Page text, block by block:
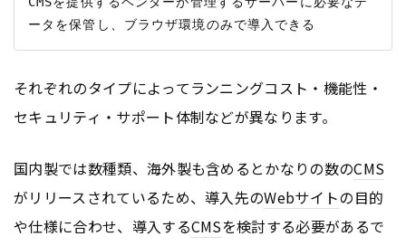
それぞれのタイプによってランニングコスト・機能性・
セキュリティ・サポート体制などが異なります。
国内製では数種類、海外製も含めるとかなりの数のCMS
がリリースされているため、導入先のWebサイトの目的
や仕様に合わせ、導入するCMSを検討する必要があるで